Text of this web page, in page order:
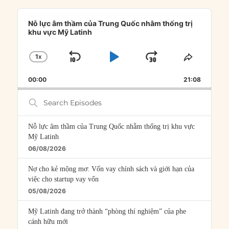
Audio
Player
Nỗ lực âm thầm của Trung Quốc nhằm thống trị
khu vực Mỹ Latinh
CHANGE
RATE
1X
SKIP
PLAYJUMP
FORWARD
SHARE
00:00 21:08
Search
Episodes
Nỗ lực âm thầm của Trung Quốc nhằm thống trị khu vực
Mỹ Latinh
06/08/2026
Nợ cho kẻ mộng mơ: Vốn vay chính sách và giới hạn của
việc cho startup vay vốn
05/08/2026
Mỹ Latinh đang trở thành “phòng thí nghiệm” của phe
cánh hữu mới